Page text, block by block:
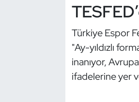
Türkiye Espor
"Ay-yıldızlı
inanıyor,
ifadelerine yer